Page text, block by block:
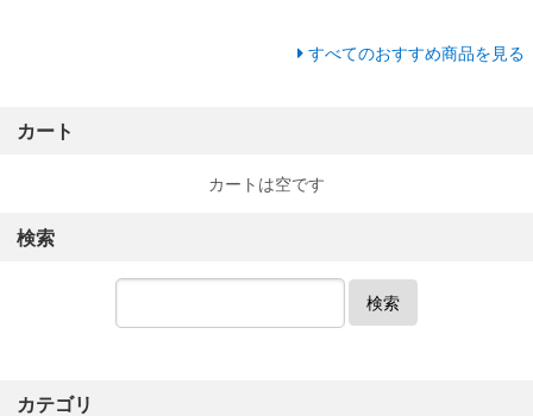
すべてのおすすめ商品を見る
カート
カートは空です
検索
検索
カテゴリ